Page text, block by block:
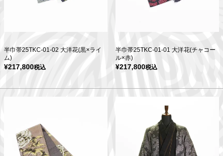
半巾帯25TKC-01-02 大洋花(黒×ライ
ム)
¥217,800税込
半巾帯25TKC-01-01 大洋花(チャコー
ル×赤)
¥217,800税込